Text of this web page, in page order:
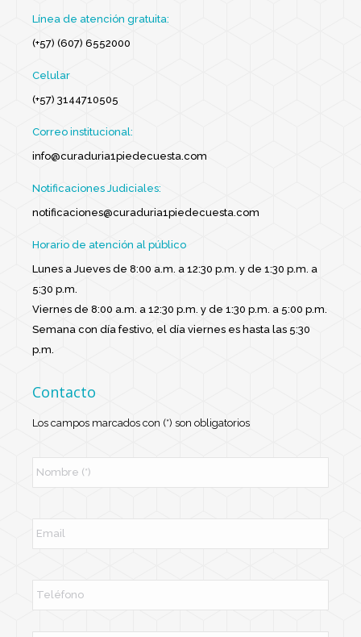
Línea de atención gratuita:
(+57) (607) 6552000
Celular
(+57) 3144710505
Correo institucional:
info@curaduria1piedecuesta.com
Notificaciones Judiciales:
notificaciones@curaduria1piedecuesta.com
Horario de atención al público
Lunes a Jueves de 8:00 a.m. a 12:30 p.m. y de 1:30 p.m. a
5:30 p.m.
Viernes de 8:00 a.m. a 12:30 p.m. y de 1:30 p.m. a 5:00 p.m.
Semana con día festivo, el día viernes es hasta las 5:30
p.m.
Contacto
Los campos marcados con (*) son obligatorios
o
em
e